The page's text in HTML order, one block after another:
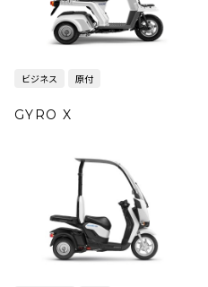
ビジネス 原付
GYRO X